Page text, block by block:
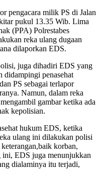
pengacara milik PS di Jalan
pukul 13.35 Wib. Lima
(PPA) Polrestabes
reka ulang dugaan
dilaporkan EDS.
juga dihadiri EDS yang
didampingi penasehat
PS sebagai terlapor
Namun, dalam reka
gambar ketika ada
kepolisian.
hukum EDS, ketika
ulang ini dilakukan polisi
korban,
ini, EDS juga menunjukkan
dialaminya itu terjadi,